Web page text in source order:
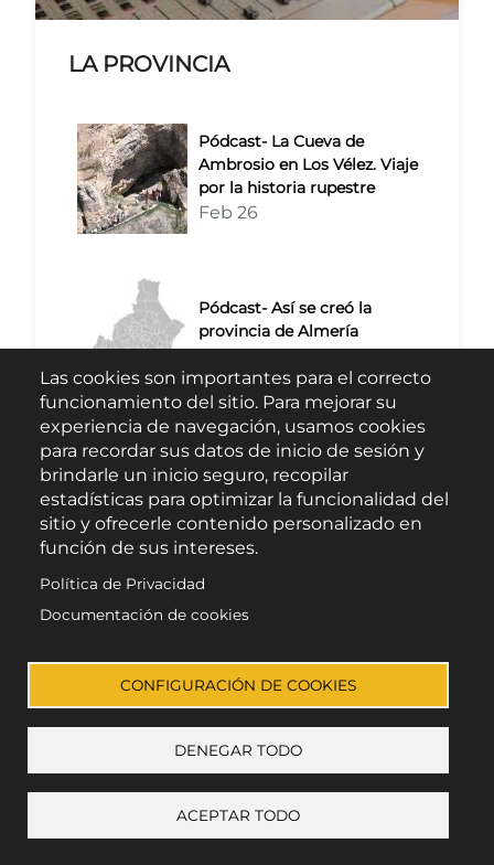
LA PROVINCIA
Pódcast- La Cueva de
Ambrosio en Los Vélez. Viaje
por la historia rupestre
Feb 26
Pódcast- Así se creó la
provincia de Almería
Feb 26
Pódcast- 23 años como
alcalde de Velefique: la
historia de Rafael García Sola
Feb 26
Las cookies son importantes para el correcto
funcionamiento del sitio. Para mejorar su
experiencia de navegación, usamos cookies
para recordar sus datos de inicio de sesión y
brindarle un inicio seguro, recopilar
estadísticas para optimizar la funcionalidad del
sitio y ofrecerle contenido personalizado en
función de sus intereses.
Política de Privacidad
Documentación de cookies
CONFIGURACIÓN DE COOKIES
DENEGAR TODO
ACEPTAR TODO